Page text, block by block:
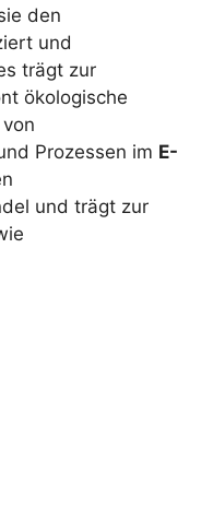
den
und
trägt zur
ökologische
Prozessen im E-
und trägt zur